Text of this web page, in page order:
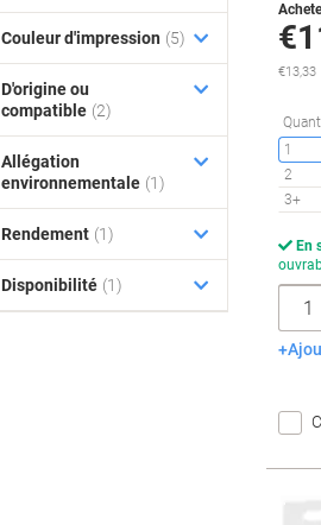
€13,33
1
2
3+
En
Couleur d'impression (5)
D'origine ou
compatible (2)
Allégation
environnementale (1)
Rendement (1)
Disponibilité (1)